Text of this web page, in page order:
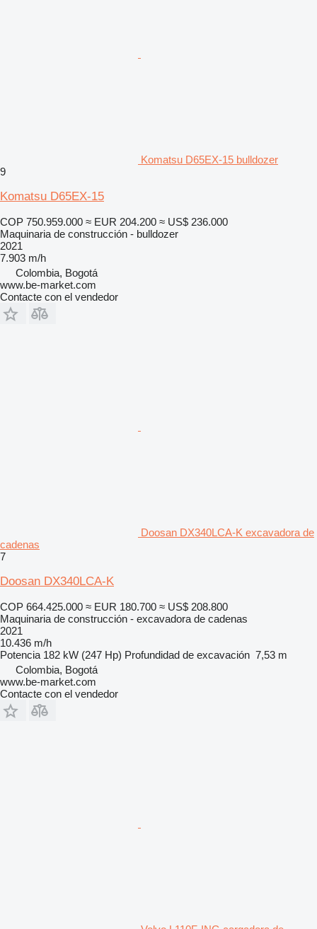
Komatsu D65EX-15 bulldozer
9
Komatsu D65EX-15
COP 750.959.000 ≈ EUR 204.200 ≈ US$ 236.000
Maquinaria de construcción - bulldozer
2021
7.903 m/h
Colombia, Bogotá
www.be-market.com
Contacte con el vendedor
Doosan DX340LCA-K excavadora de
cadenas
7
Doosan DX340LCA-K
COP 664.425.000 ≈ EUR 180.700 ≈ US$ 208.800
Maquinaria de construcción - excavadora de cadenas
2021
10.436 m/h
Potencia 182 kW (247 Hp) Profundidad de excavación 7,53 m
Colombia, Bogotá
www.be-market.com
Contacte con el vendedor